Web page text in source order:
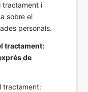
tractament i
sobre el
personals.
tractament:
de
tractament: